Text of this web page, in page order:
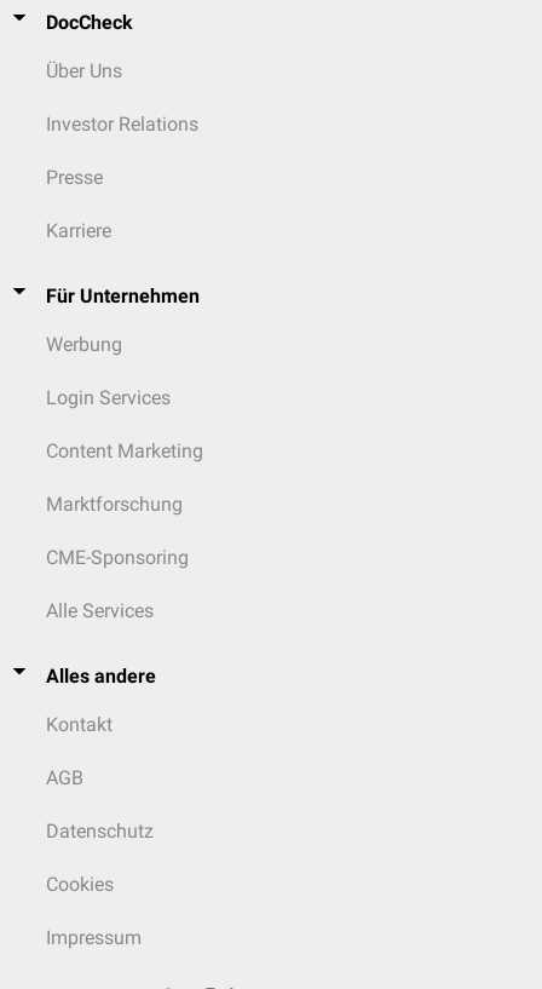
DocCheck
Über Uns
Investor Relations
Presse
Karriere
Für Unternehmen
Werbung
Login Services
Content Marketing
Marktforschung
CME-Sponsoring
Alle Services
Alles andere
Kontakt
AGB
Datenschutz
Cookies
Impressum